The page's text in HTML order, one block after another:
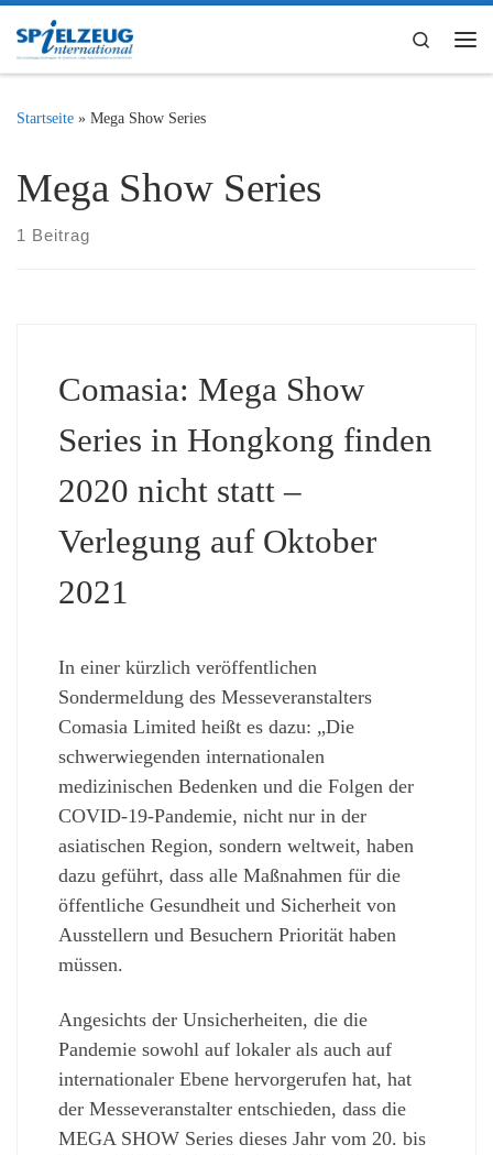
Zum Inhalt springen
Search
Startseite » Mega Show Series
Mega Show Series
1 Beitrag
Comasia: Mega Show
Series in Hongkong finden
2020 nicht statt –
Verlegung auf Oktober
2021
In einer kürzlich veröffentlichen
Sondermeldung des Messeveranstalters
Comasia Limited heißt es dazu: „Die
schwerwiegenden internationalen
medizinischen Bedenken und die Folgen der
COVID-19-Pandemie, nicht nur in der
asiatischen Region, sondern weltweit, haben
dazu geführt, dass alle Maßnahmen für die
öffentliche Gesundheit und Sicherheit von
Ausstellern und Besuchern Priorität haben
müssen.
Angesichts der Unsicherheiten, die die
Pandemie sowohl auf lokaler als auch auf
internationaler Ebene hervorgerufen hat, hat
der Messeveranstalter entschieden, dass die
MEGA SHOW Series dieses Jahr vom 20. bis